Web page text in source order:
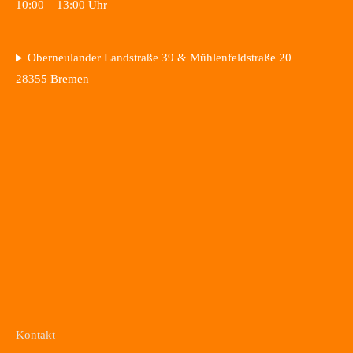
10:00 – 13:00 Uhr
Oberneulander Landstraße 39 & Mühlenfeldstraße 20
28355 Bremen
Kontakt